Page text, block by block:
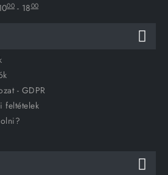
00 - 1800
- GDPR
feltételek